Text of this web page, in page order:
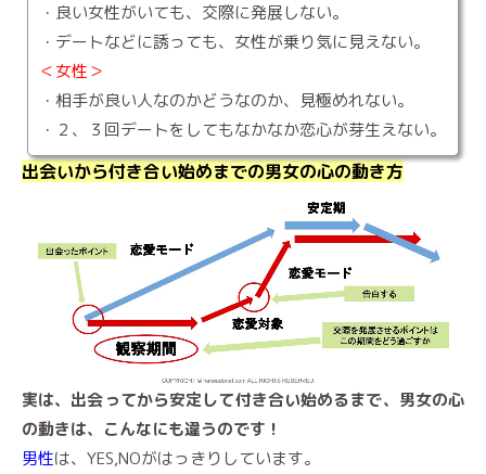
・良い女性がいても、交際に発展しない。
・デートなどに誘っても、女性が乗り気に見えない。
＜女性＞
・相手が良い人なのかどうなのか、見極めれない。
・２、３回デートをしてもなかなか恋心が芽生えない。
出会いから付き合い始めまでの男女の心の動き方
実は、出会ってから安定して付き合い始めるまで、男女の心
の動きは、こんなにも違うのです！
男性は、YES,NOがはっきりしています。